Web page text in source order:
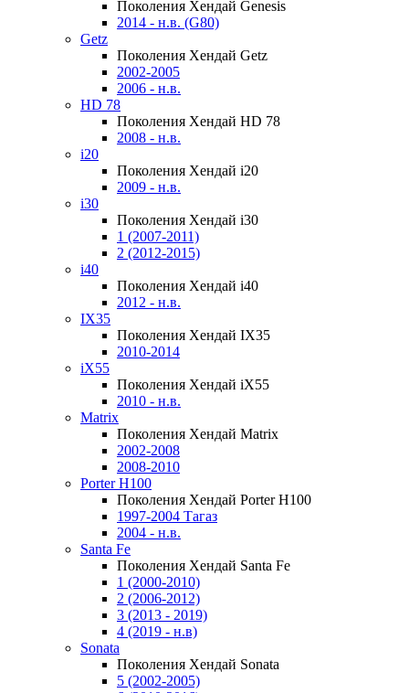
Поколения Хендай Genesis
2014 - н.в. (G80)
Getz
Поколения Хендай Getz
2002-2005
2006 - н.в.
HD 78
Поколения Хендай HD 78
2008 - н.в.
i20
Поколения Хендай i20
2009 - н.в.
i30
Поколения Хендай i30
1 (2007-2011)
2 (2012-2015)
i40
Поколения Хендай i40
2012 - н.в.
IX35
Поколения Хендай IX35
2010-2014
iX55
Поколения Хендай iX55
2010 - н.в.
Matrix
Поколения Хендай Matrix
2002-2008
2008-2010
Porter H100
Поколения Хендай Porter H100
1997-2004 Тагаз
2004 - н.в.
Santa Fe
Поколения Хендай Santa Fe
1 (2000-2010)
2 (2006-2012)
3 (2013 - 2019)
4 (2019 - н.в)
Sonata
Поколения Хендай Sonata
5 (2002-2005)